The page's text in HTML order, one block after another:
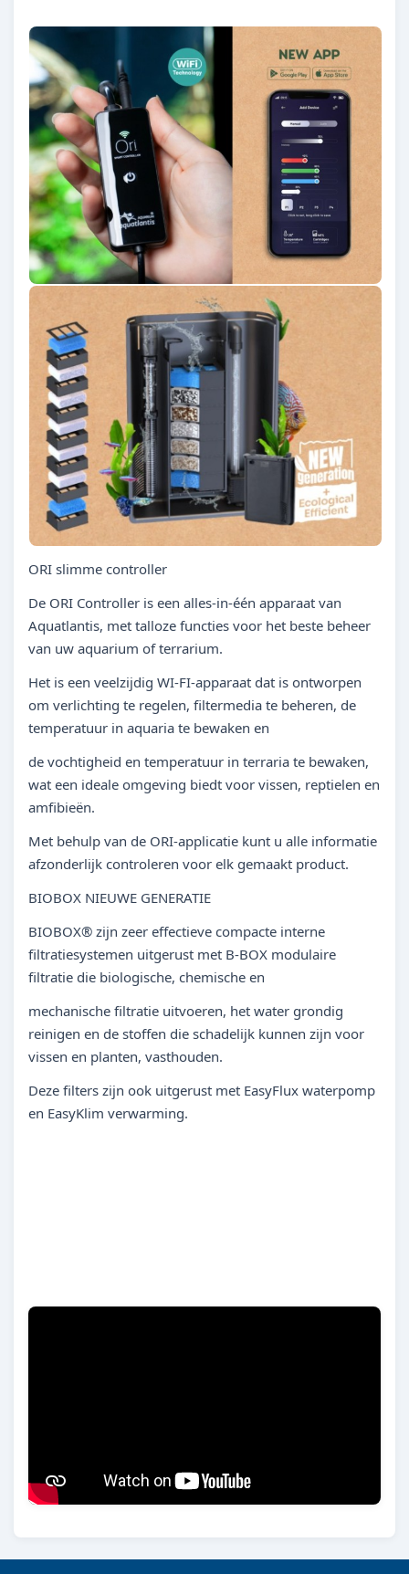
ORI slimme controller
De ORI Controller is een alles-in-één apparaat van
Aquatlantis, met talloze functies voor het beste beheer
van uw aquarium of terrarium.
Het is een veelzijdig WI-FI-apparaat dat is ontworpen
om verlichting te regelen, filtermedia te beheren, de
temperatuur in aquaria te bewaken en
de vochtigheid en temperatuur in terraria te bewaken,
wat een ideale omgeving biedt voor vissen, reptielen en
amfibieën.
Met behulp van de ORI-applicatie kunt u alle informatie
afzonderlijk controleren voor elk gemaakt product.
BIOBOX NIEUWE GENERATIE
BIOBOX® zijn zeer effectieve compacte interne
filtratiesystemen uitgerust met B-BOX modulaire
filtratie die biologische, chemische en
mechanische filtratie uitvoeren, het water grondig
reinigen en de stoffen die schadelijk kunnen zijn voor
vissen en planten, vasthouden.
Deze filters zijn ook uitgerust met EasyFlux waterpomp
en EasyKlim verwarming.